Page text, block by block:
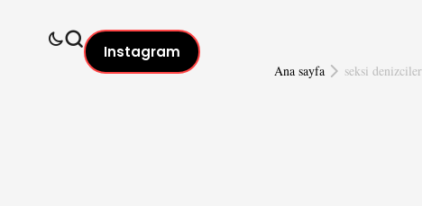
Instagram
Ana sayfa seksi denizciler